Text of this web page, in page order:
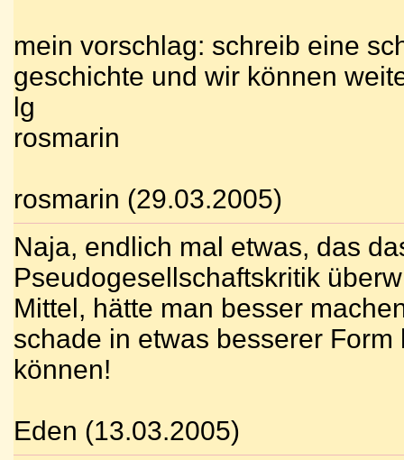
mein vorschlag: schreib eine
geschichte und wir können
lg
rosmarin
rosmarin (29.03.2005)
Naja, endlich mal etwas, das
Pseudogesellschaftskritik
Mittel, hätte man besser
schade in etwas besserer
können!
Eden (13.03.2005)